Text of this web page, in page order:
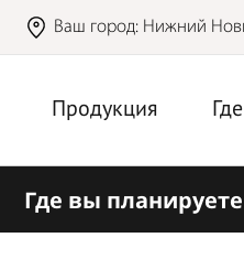
Ваш город: Нижний
Продукция
Где вы